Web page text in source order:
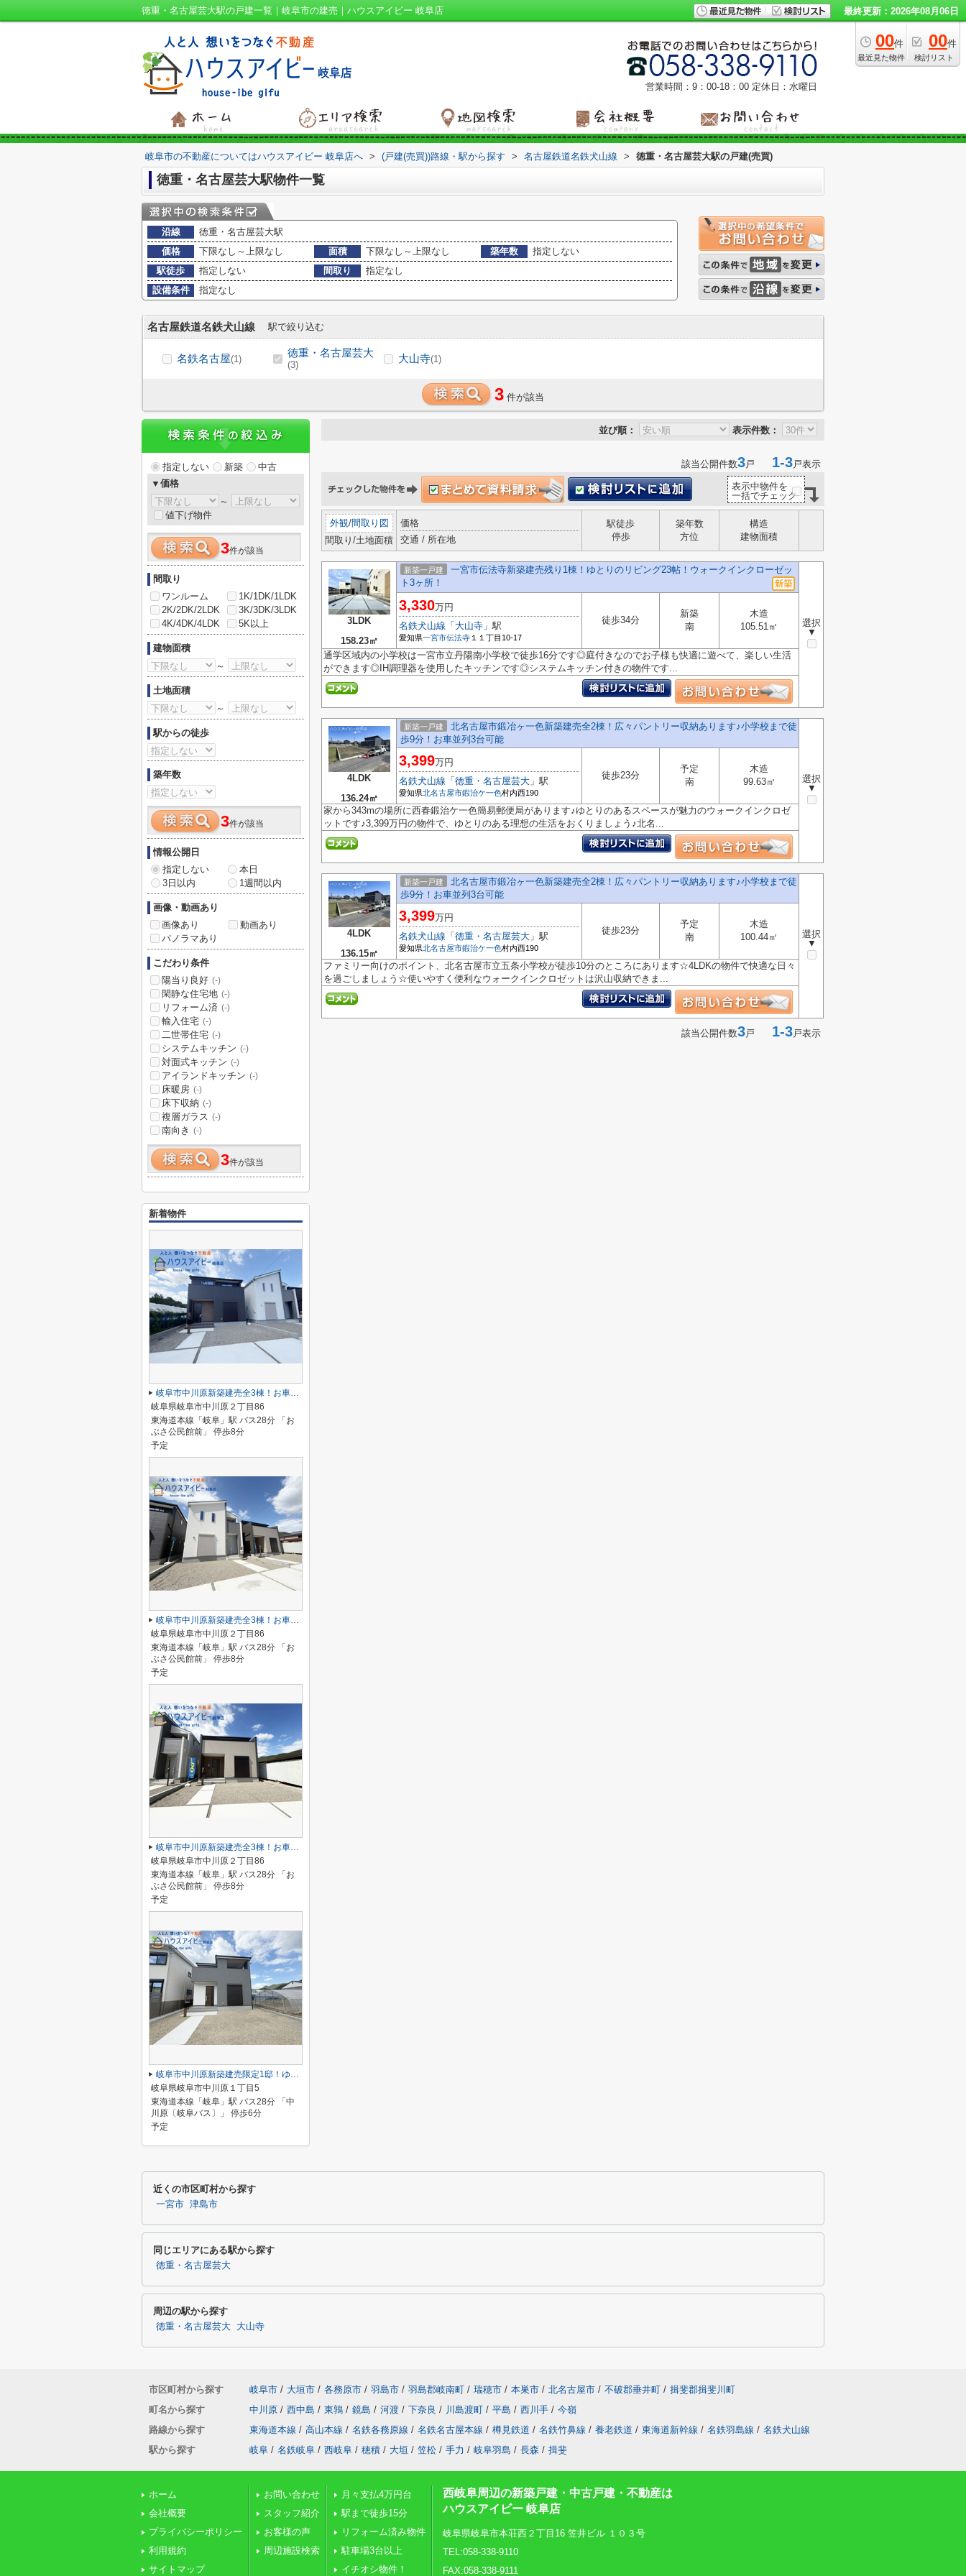
徳重・名古屋芸大駅の戸建一覧｜岐阜市の建売｜ハウスアイビー 岐阜店 最終更新：2026年08月06日
00件
最近見た物件
00件
検討リスト
営業時間：9：00‐18：00 定休日：水曜日
岐阜市の不動産についてはハウスアイビー 岐阜店へ > (戸建(売買))路線・駅から探す > 名古屋鉄道名鉄犬山線 > 徳重・名古屋芸大駅の戸建(売買)
徳重・名古屋芸大駅物件一覧
沿線
徳重・名古屋芸大駅
価格
下限なし～上限なし 面積 下限なし～上限なし 築年数
指定しない
駅徒歩
指定しない 間取り
指定なし
設備条件
指定なし
名古屋鉄道名鉄犬山線 駅で絞り込む
名鉄名古屋(1)
徳重・名古屋芸大
(3)
大山寺(1)
3 件が該当
並び順： 表示件数：
該当公開件数3戸 1-3戸表示
表示中物件を
一括でチェック
外観/間取り図
間取り/土地面積
価格
交通 / 所在地
駅徒歩
停歩
築年数
方位
構造
建物面積
3LDK
158.23㎡
新築一戸建
一宮市伝法寺新築建売残り1棟！ゆとりのリビング23帖！ウォークインクローゼッ
ト3ヶ所！
選択
▼
3,330万円
名鉄犬山線 「 大山寺 」駅
愛知県一宮市伝法寺 １１丁目10-17
徒歩34分
新築
南
木造
105.51㎡
通学区域内の小学校は一宮市立丹陽南小学校で徒歩16分です◎庭付きなのでお子様も快適に遊べて、楽しい生活
ができます◎IH調理器を使用したキッチンです◎システムキッチン付きの物件です...
4LDK
136.24㎡
新築一戸建
北名古屋市鍛冶ヶ一色新築建売全2棟！広々パントリー収納あります♪小学校まで徒
歩9分！お車並列3台可能
選択
▼
3,399万円
名鉄犬山線 「 徳重・名古屋芸大 」駅
愛知県北名古屋市鍜治ケ一色村内西190
徒歩23分
予定
南
木造
99.63㎡
家から343mの場所に西春鍛治ケ一色簡易郵便局があります♪ゆとりのあるスペースが魅力のウォークインクロゼ
ットです♪3,399万円の物件で、ゆとりのある理想の生活をおくりましょう♪北名...
4LDK
136.15㎡
新築一戸建
北名古屋市鍛冶ヶ一色新築建売全2棟！広々パントリー収納あります♪小学校まで徒
歩9分！お車並列3台可能
選択
▼
3,399万円
名鉄犬山線 「 徳重・名古屋芸大 」駅
愛知県北名古屋市鍜治ケ一色村内西190
徒歩23分
予定
南
木造
100.44㎡
ファミリー向けのポイント、北名古屋市立五条小学校が徒歩10分のところにあります☆4LDKの物件で快適な日々
を過ごしましょう☆使いやすく便利なウォークインクロゼットは沢山収納できま...
該当公開件数3戸 1-3戸表示
指定しない 新築
中古
▼価格
～
値下げ物件
3件が該当
間取り
ワンルーム
1K/1DK/1LDK
2K/2DK/2LDK
3K/3DK/3LDK
4K/4DK/4LDK
5K以上
建物面積
～
土地面積
～
駅からの徒歩
築年数
3件が該当
情報公開日
指定しない
本日
3日以内
1週間以内
画像・動画あり
画像あり
動画あり
パノラマあり
こだわり条件
陽当り良好 (-)
閑静な住宅地 (-)
リフォーム済 (-)
輸入住宅 (-)
二世帯住宅 (-)
システムキッチン (-)
対面式キッチン (-)
アイランドキッチン (-)
床暖房 (-)
床下収納 (-)
複層ガラス (-)
南向き (-)
3件が該当
新着物件
岐阜市中川原新築建売全3棟！お車並列3台可能！南道路につき日当り良好♪ウォークインクローゼットあり！
岐阜県岐阜市中川原２丁目86
東海道本線「岐阜」駅 バス28分 「お
ぶさ公民館前」 停歩8分
予定
岐阜市中川原新築建売全3棟！お車並列3台可能！南道路につき日当り良好♪ウォークインクローゼットあり！
岐阜県岐阜市中川原２丁目86
東海道本線「岐阜」駅 バス28分 「お
ぶさ公民館前」 停歩8分
予定
岐阜市中川原新築建売全3棟！お車並列3台可能！南道路につき日当り良好♪ウォークインクローゼットあり！
岐阜県岐阜市中川原２丁目86
東海道本線「岐阜」駅 バス28分 「お
ぶさ公民館前」 停歩8分
予定
岐阜市中川原新築建売限定1邸！ゆったり19.6帖のリビングダイニング！収納豊富なお家！お車並列3台！
岐阜県岐阜市中川原１丁目5
東海道本線「岐阜」駅 バス28分 「中
川原〔岐阜バス〕」 停歩6分
予定
近くの市区町村から探す
一宮市 津島市
同じエリアにある駅から探す
徳重・名古屋芸大
周辺の駅から探す
徳重・名古屋芸大 大山寺
市区町村から探す 岐阜市 / 大垣市 / 各務原市 / 羽島市 / 羽島郡岐南町 / 瑞穂市 / 本巣市 / 北名古屋市 / 不破郡垂井町 / 揖斐郡揖斐川町
町名から探す
中川原 / 西中島 / 東鶉 / 鏡島 / 河渡 / 下奈良 / 川島渡町 / 平島 / 西川手 / 今嶺
路線から探す
東海道本線 / 高山本線 / 名鉄各務原線 / 名鉄名古屋本線 / 樽見鉄道 / 名鉄竹鼻線 / 養老鉄道 / 東海道新幹線 / 名鉄羽島線 / 名鉄犬山線
駅から探す
岐阜 / 名鉄岐阜 / 西岐阜 / 穂積 / 大垣 / 笠松 / 手力 / 岐阜羽島 / 長森 / 揖斐
ホーム
会社概要
プライバシーポリシー
利用規約
サイトマップ
お問い合わせ
スタッフ紹介
お客様の声
周辺施設検索
月々支払4万円台
駅まで徒歩15分
リフォーム済み物件
駐車場3台以上
イチオシ物件！
西岐阜周辺の新築戸建・中古戸建・不動産は
ハウスアイビー 岐阜店
岐阜県岐阜市本荘西２丁目16 笠井ビル １０３号
TEL:058-338-9110
FAX:058-338-9111